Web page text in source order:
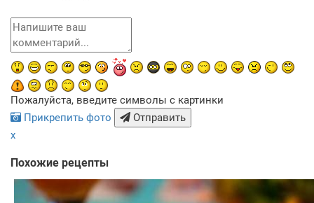
Пожалуйста, введите символы с картинки
Прикрепить фото
Отправить
x
Похожие рецепты